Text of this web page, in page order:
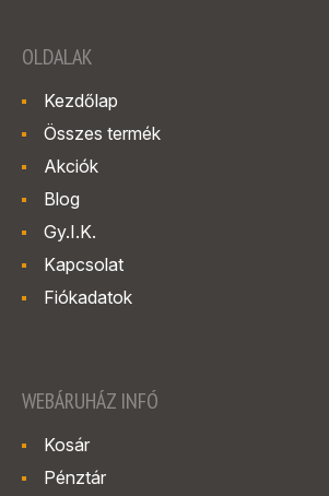
OLDALAK
Kezdőlap
Összes termék
Akciók
Blog
Gy.I.K.
Kapcsolat
Fiókadatok
WEBÁRUHÁZ INFÓ
Kosár
Pénztár